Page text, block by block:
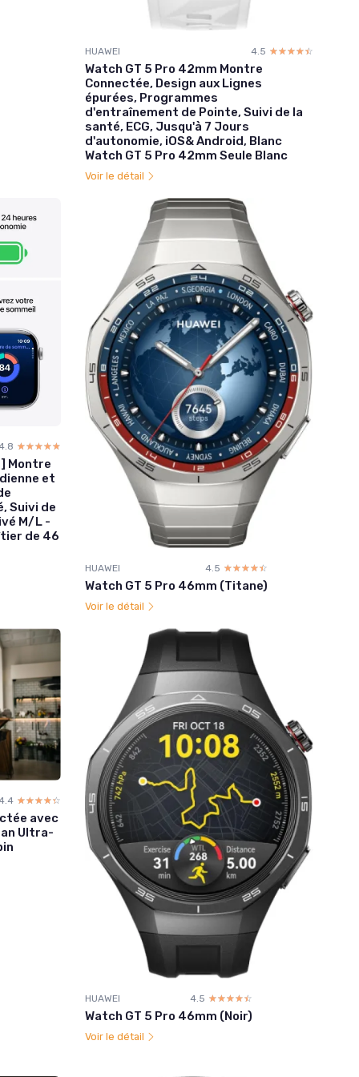
HUAWEI 4.5 ☆☆☆☆☆
★★★★★
Watch GT 5 Pro 42mm Montre
Connectée, Design aux Lignes
épurées, Programmes
d'entraînement de Pointe, Suivi de la
santé, ECG, Jusqu'à 7 Jours
d'autonomie, iOS& Android, Blanc
Watch GT 5 Pro 42mm Seule Blanc
Voir le détail
☆☆☆☆☆
★★★★★
Montre
et
Suivi de
M/L -
de 46
HUAWEI 4.5 ☆☆☆☆☆
★★★★★
Watch GT 5 Pro 46mm (Titane)
Voir le détail
☆☆☆☆☆
★★★★★
avec
Ultra-
HUAWEI 4.5 ☆☆☆☆☆
★★★★★
Watch GT 5 Pro 46mm (Noir)
Voir le détail